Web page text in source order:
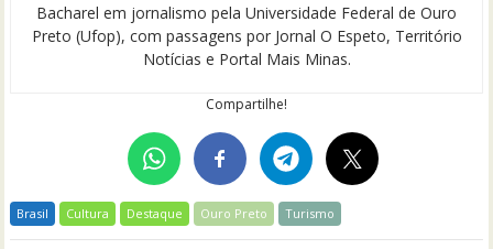
Bacharel em jornalismo pela Universidade Federal de Ouro
Preto (Ufop), com passagens por Jornal O Espeto, Território
Notícias e Portal Mais Minas.
Compartilhe!
Brasil Cultura Destaque Ouro Preto Turismo